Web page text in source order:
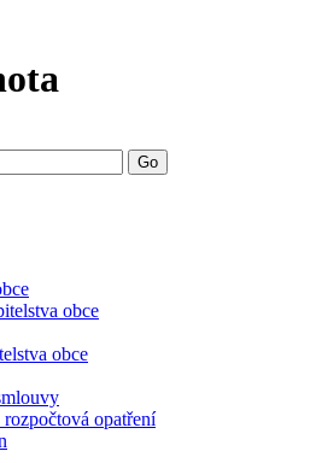
Go
obce
obce
opatření